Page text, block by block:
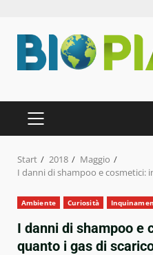
Inhalt
springen
PRIMÄRES
MENÜ
Start 2018
Maggio
I danni di shampoo e cosmetici:
Ambiente Curiosità
I danni di shampoo e
quanto i gas di